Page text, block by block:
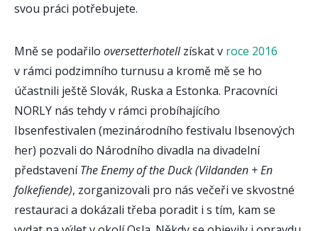
svou práci potřebujete.
Mně se podařilo oversetterhotellzískat v roce 2016
v rámci podzimního turnusu a kromě mě se ho
účastnili ještě Slovák, Ruska a Estonka. Pracovníci
NORLY nás tehdy v rámci probíhajícího
Ibsenfestivalen (mezinárodního festivalu Ibsenových
her) pozvali do Národního divadla na divadelní
představeníThe Enemy of the Duck (Vildanden + En
folkefiende), zorganizovali pro nás večeři ve skvostné
restauraci a dokázali třeba poradit i s tím, kam se